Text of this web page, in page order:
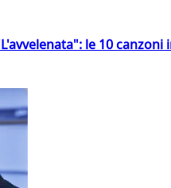
le 10